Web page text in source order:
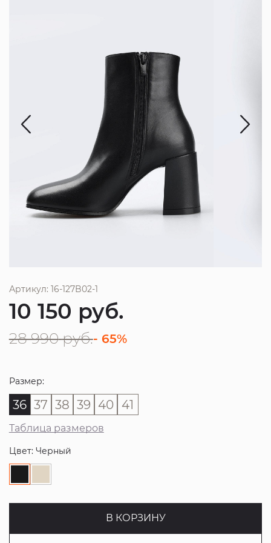
Артикул: 16-127B02-1
10 150 руб.
28 990 руб.- 65%
Размер:
36 37 38 39 40 41
Таблица размеров
Цвет: Черный
В КОРЗИНУ